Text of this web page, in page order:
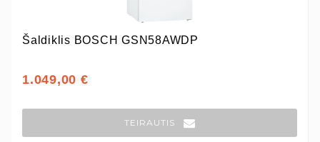
Šaldiklis BOSCH GSN58AWDP
1.049,00 €
TEIRAUTIS